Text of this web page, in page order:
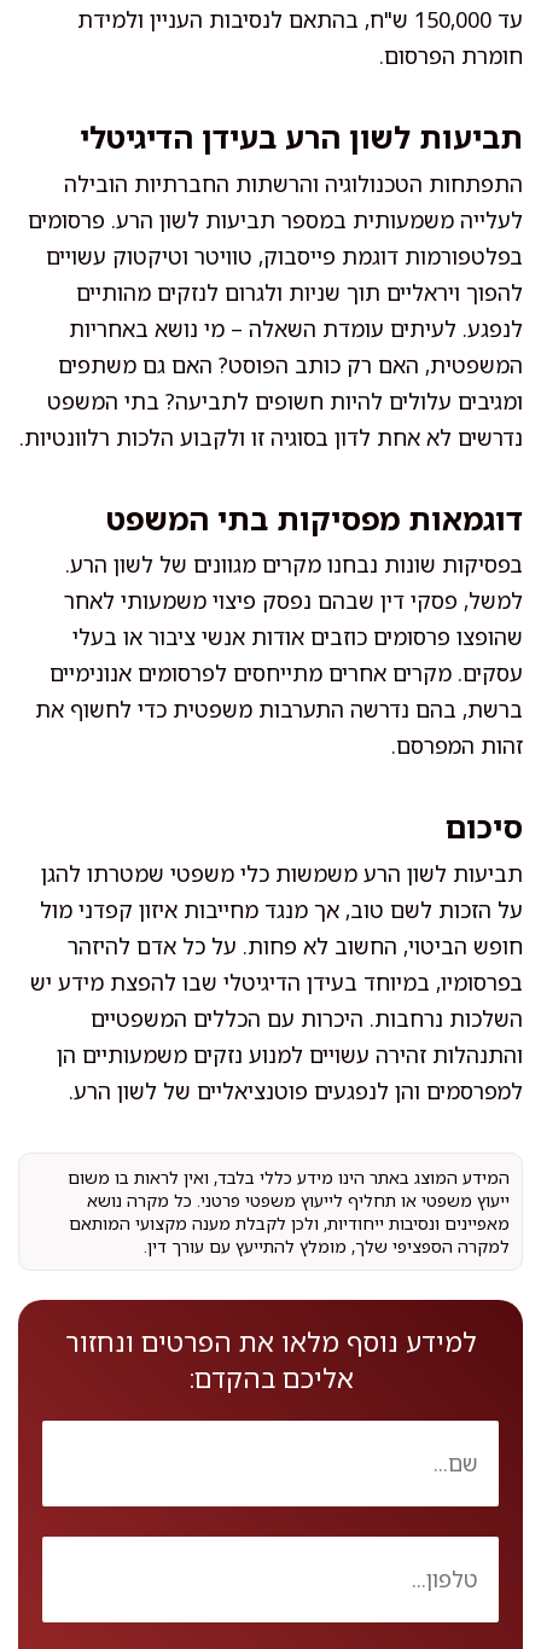
עד 150,000 ש"ח, בהתאם לנסיבות העניין ולמידת
חומרת הפרסום.
תביעות לשון הרע בעידן הדיגיטלי
התפתחות הטכנולוגיה והרשתות החברתיות הובילה
לעלייה משמעותית במספר תביעות לשון הרע. פרסומים
בפלטפורמות דוגמת פייסבוק, טוויטר וטיקטוק עשויים
להפוך ויראליים תוך שניות ולגרום לנזקים מהותיים
לנפגע. לעיתים עומדת השאלה – מי נושא באחריות
המשפטית, האם רק כותב הפוסט? האם גם משתפים
ומגיבים עלולים להיות חשופים לתביעה? בתי המשפט
נדרשים לא אחת לדון בסוגיה זו ולקבוע הלכות רלוונטיות.
דוגמאות מפסיקות בתי המשפט
בפסיקות שונות נבחנו מקרים מגוונים של לשון הרע.
למשל, פסקי דין שבהם נפסק פיצוי משמעותי לאחר
שהופצו פרסומים כוזבים אודות אנשי ציבור או בעלי
עסקים. מקרים אחרים מתייחסים לפרסומים אנונימיים
ברשת, בהם נדרשה התערבות משפטית כדי לחשוף את
זהות המפרסם.
סיכום
תביעות לשון הרע משמשות כלי משפטי שמטרתו להגן
על הזכות לשם טוב, אך מנגד מחייבות איזון קפדני מול
חופש הביטוי, החשוב לא פחות. על כל אדם להיזהר
בפרסומיו, במיוחד בעידן הדיגיטלי שבו להפצת מידע יש
השלכות נרחבות. היכרות עם הכללים המשפטיים
והתנהלות זהירה עשויים למנוע נזקים משמעותיים הן
למפרסמים והן לנפגעים פוטנציאליים של לשון הרע.
המידע המוצג באתר הינו מידע כללי בלבד, ואין לראות בו משום
ייעוץ משפטי או תחליף לייעוץ משפטי פרטני. כל מקרה נושא
מאפיינים ונסיבות ייחודיות, ולכן לקבלת מענה מקצועי המותאם
למקרה הספציפי שלך, מומלץ להתייעץ עם עורך דין.
למידע נוסף מלאו את הפרטים ונחזור
אליכם בהקדם: